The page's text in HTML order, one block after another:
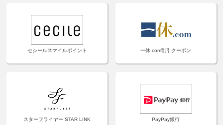
セシールスマイルポイント 一休.com割引クーポン
スターフライヤー STAR LINK PayPay銀行